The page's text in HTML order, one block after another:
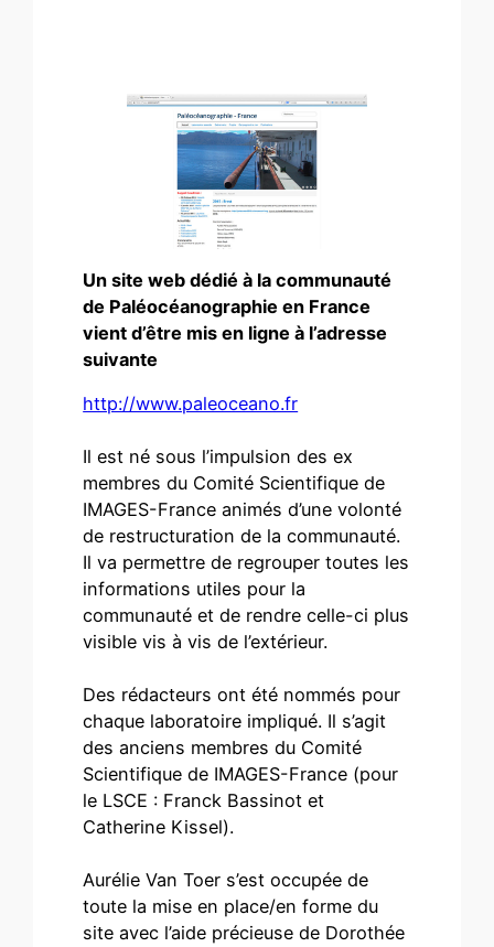
Un site web dédié à la communauté
de Paléocéanographie en France
vient d’être mis en ligne à l’adresse
suivante
http://www.paleoceano.fr
Il est né sous l’impulsion des ex
membres du Comité Scientifique de
IMAGES-France animés d’une volonté
de restructuration de la communauté.
Il va permettre de regrouper toutes les
informations utiles pour la
communauté et de rendre celle-ci plus
visible vis à vis de l’extérieur.
Des rédacteurs ont été nommés pour
chaque laboratoire impliqué. Il s’agit
des anciens membres du Comité
Scientifique de IMAGES-France (pour
le LSCE : Franck Bassinot et
Catherine Kissel).
Aurélie Van Toer s’est occupée de
toute la mise en place/en forme du
site avec l’aide précieuse de Dorothée